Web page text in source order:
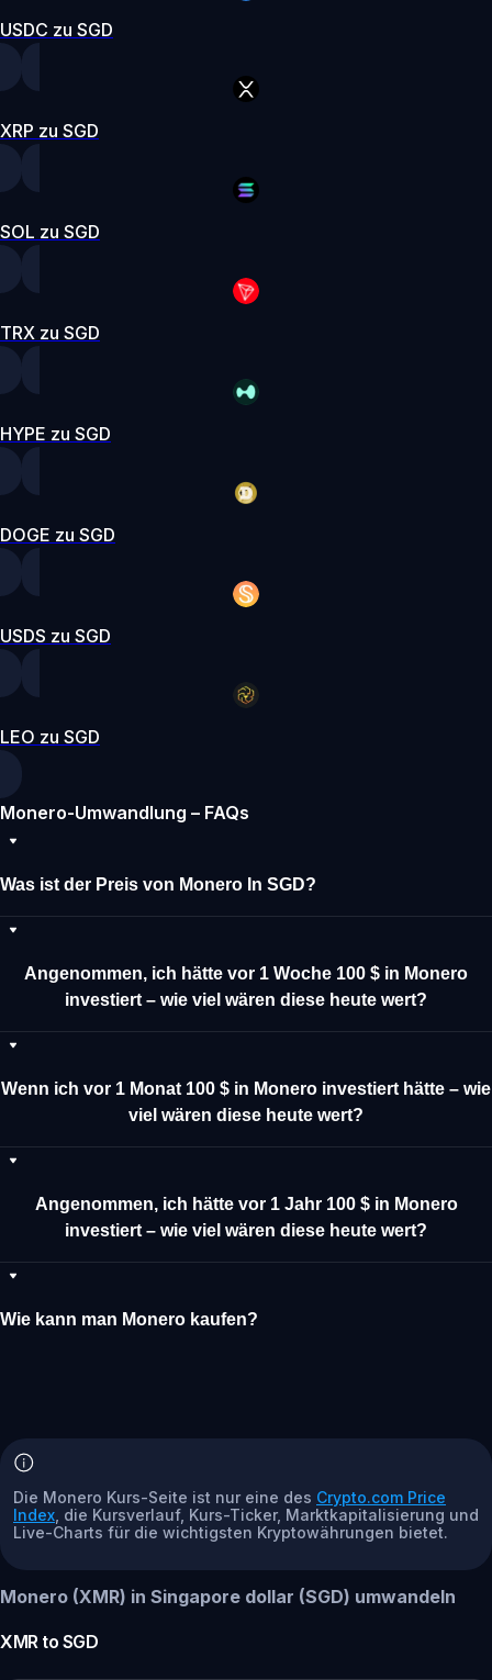
USDC zu SGD
XRP zu SGD
SOL zu SGD
TRX zu SGD
HYPE zu SGD
DOGE zu SGD
USDS zu SGD
LEO zu SGD
Monero-Umwandlung – FAQs
Was ist der Preis von Monero In SGD?
Angenommen, ich hätte vor 1 Woche 100 $ in Monero
investiert – wie viel wären diese heute wert?
Wenn ich vor 1 Monat 100 $ in Monero investiert hätte – wie
viel wären diese heute wert?
Angenommen, ich hätte vor 1 Jahr 100 $ in Monero
investiert – wie viel wären diese heute wert?
Wie kann man Monero kaufen?
Die Monero Kurs-Seite ist nur eine des Crypto.com Price
Index , die Kursverlauf, Kurs-Ticker, Marktkapitalisierung und
Live-Charts für die wichtigsten Kryptowährungen bietet.
Monero (XMR) in Singapore dollar (SGD) umwandeln
XMRto SGD